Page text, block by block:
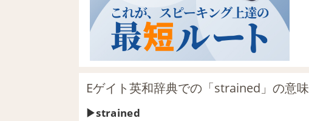
Eゲイト英和辞典での「strained」の意味
strained